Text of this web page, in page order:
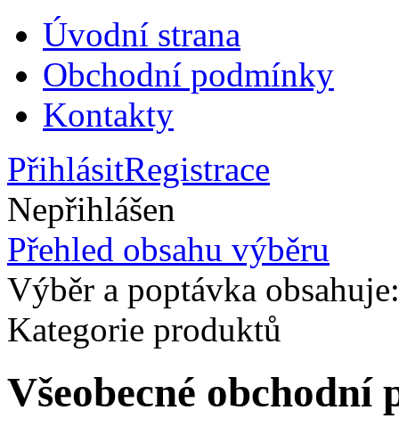
Úvodní strana
Obchodní podmínky
Kontakty
PřihlásitRegistrace
Nepřihlášen
Přehled obsahu výběru
Výběr a poptávka
Kategorie produktů
Všeobecné obchodní